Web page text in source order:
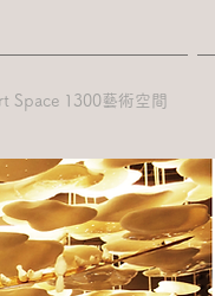
Space 1300藝術空間